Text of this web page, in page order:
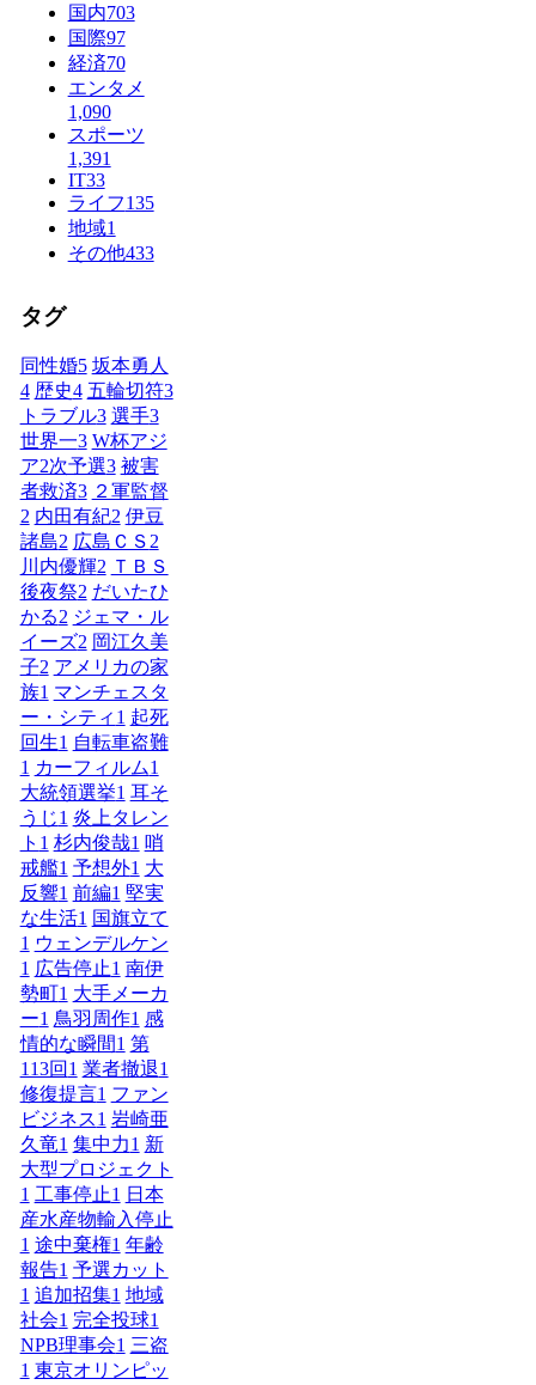
国内703
国際97
経済70
エンタメ
1,090
スポーツ
1,391
IT33
ライフ135
地域1
その他433
タグ
同性婚5 坂本勇人
4 歴史4 五輪切符3
トラブル3 選手3
世界一3 W杯アジ
ア2次予選3 被害
者救済3 ２軍監督
2 内田有紀2 伊豆
諸島2 広島ＣＳ 2
川内優輝2 ＴＢＳ
後夜祭2 だいたひ
かる2 ジェマ・ル
イーズ2 岡江久美
子2 アメリカの家
族1 マンチェスタ
ー・シティ 1 起死
回生1 自転車盗難
1 カーフィルム1
大統領選挙1 耳そ
うじ1 炎上タレン
ト 1 杉内俊哉1 哨
戒艦1 予想外1 大
反響1 前編1 堅実
な生活1 国旗立て
1 ウェンデルケン
1 広告停止1 南伊
勢町1 大手メーカ
ー1 鳥羽周作1 感
情的な瞬間1 第
113回 1 業者撤退1
修復提言1 ファン
ビジネス1 岩崎亜
久竜1 集中力1 新
大型プロジェクト
1 工事停止1 日本
産水産物輸入停止
1 途中棄権1 年齢
報告1 予選カット
1 追加招集1 地域
社会1 完全投球1
NPB理事会1 三盗
1 東京オリンピッ